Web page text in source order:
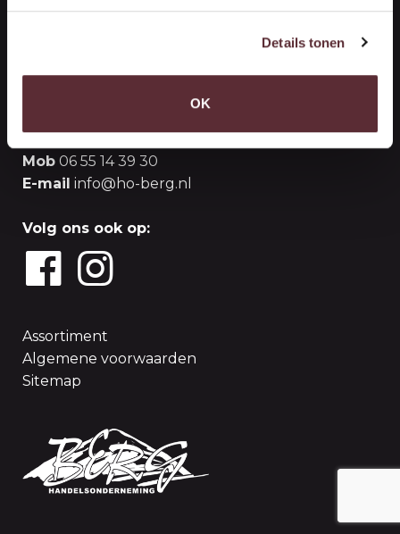
Details tonen
OK
2691 PR 's-Gravenzande
ROUTEBESCHRIJVING
Tel0174 - 52 85 25
Mob 06 55 14 39 30
E-mail info@ho-berg.nl
Volg ons ook op:
Assortiment
Algemene voorwaarden
Sitemap